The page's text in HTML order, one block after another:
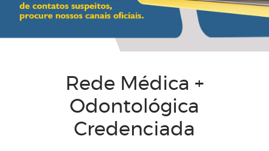
Rede Médica +
Odontológica
Credenciada